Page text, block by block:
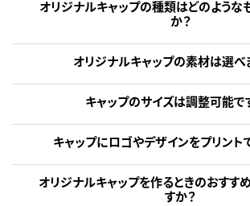
オリジナルキャップの種類はどのような
か？
オリジナルキャップの素材は選べ
キャップのサイズは調整可能で
キャップにロゴやデザインをプリント
オリジナルキャップを作るときのおすす
すか？